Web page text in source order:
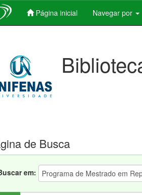
Página inicial Navegar por
de Busca
em: